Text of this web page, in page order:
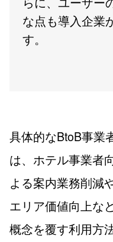
な点も導入企業
す。
具体的なBtoB事業
は、ホテル事業者
よる案内業務削減
エリア価値向上な
概念を覆す利用方